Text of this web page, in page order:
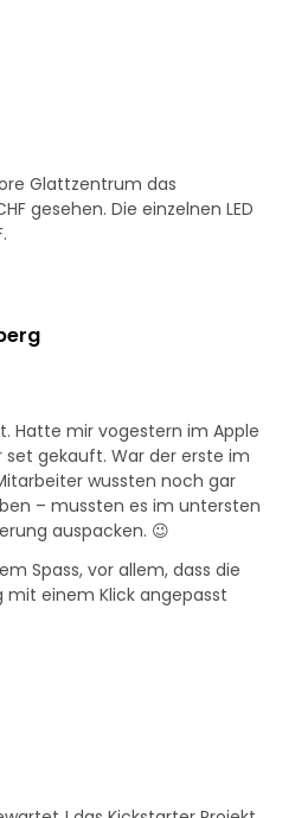
Glattzentrum das
gesehen. Die einzelnen LED
Hatte mir vogestern im Apple
set gekauft. War der erste im
wussten noch gar
– mussten es im untersten
auspacken. 😉
Spass, vor allem, dass die
einem Klick angepasst